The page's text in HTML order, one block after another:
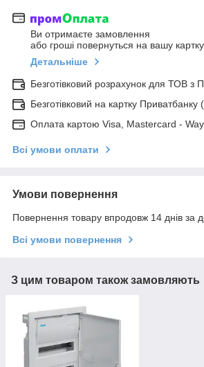
Ви отримаєте замовлення
або гроші повернуться на вашу картку
Детальніше
Безготівковий розрахунок для ТОВ з
Безготівковий на картку Приватбанку
Оплата картою Visa, Mastercard -
Всі умови оплати
Умови повернення
Повернення товару впродовж 14 днів за
Всі умови повернення
З цим товаром також замовляють